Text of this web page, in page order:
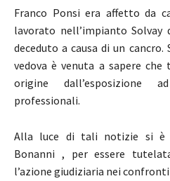
Franco Ponsi era affetto da
lavorato nell’impianto Solvay
deceduto a causa di un
vedova è venuta a sapere che
origine dall’esposizione
professionali.
Alla luce di tali notizie si è
Bonanni , per essere
l’azione giudiziaria nei